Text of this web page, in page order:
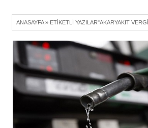
ANASAYFA» ETIKETLI YAZILAR"AKARYAKIT